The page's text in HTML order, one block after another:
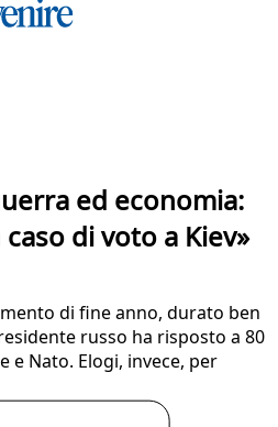
ed economia:
di voto a Kiev»
di fine anno, durato ben
russo ha risposto a 80
e Nato. Elogi, invece, per